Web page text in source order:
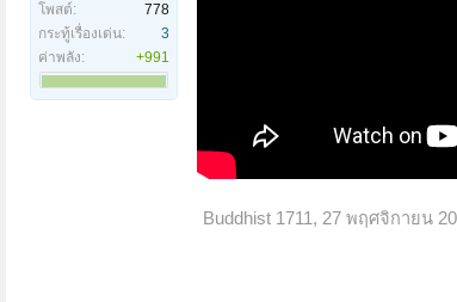
โพสต์:
778
กระทู้เรื่องเด่น:
3
ค่าพลัง:
+991
Buddhist 1711, 27 พฤศจิกายน